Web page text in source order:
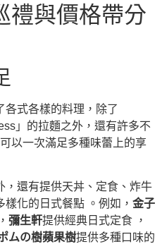
禮與價格帶分
各式各樣的料理，除了
」的拉麵之外，還有許多不
以一次滿足多種味蕾上的享
，還有提供天丼、定食、炸牛
化的日式餐點 。例如， 金子
彌生軒提供經典日式定食 ，
ムの樹蘋果樹提供多種口味的